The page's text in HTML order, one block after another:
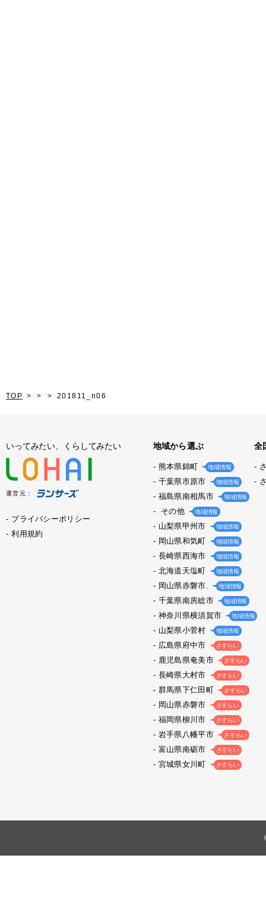
TOP 201811_n06
いってみたい、くらしてみたい
運営元：
プライバシーポリシー
利用規約
地域から選ぶ
熊本県錦町 地域情報
千葉県市原市 地域情報
福島県南相馬市 地域情報
その他 地域情報
山梨県甲州市 地域情報
岡山県和気町 地域情報
長崎県西海市 地域情報
北海道天塩町 地域情報
岡山県赤磐市. 地域情報
千葉県南房総市 地域情報
神奈川県横須賀市 地域情報
山梨県小菅村 地域情報
広島県府中市 さすらい
鹿児島県奄美市 さすらい
長崎県大村市 さすらい
群馬県下仁田町 さすらい
岡山県赤磐市 さすらい
福岡県柳川市 さすらい
岩手県八幡平市 さすらい
富山県南砺市 さすらい
宮城県女川町 さすらい
全